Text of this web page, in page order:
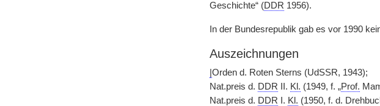
Geschichte“ (DDR 1956).
In der Bundesrepublik gab es vor 1990
Auszeichnungen
Orden d. Roten Sterns (UdSSR, 1943);
Nat.preis d. DDR II. Kl. (1949, f. „Prof.
Nat.preis d. DDR I. Kl. (1950, f. d.